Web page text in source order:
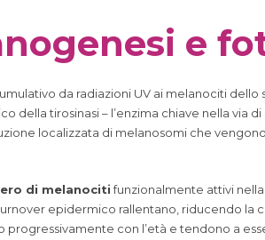
e
da radiazioni UV ai melanociti dello
della tirosinasi – l’enzima chiave nella via
localizzata di melanosomi che
di melanocitifunzionalmente attivi
epidermico rallentano, riducendo la
con l’età e tendono a